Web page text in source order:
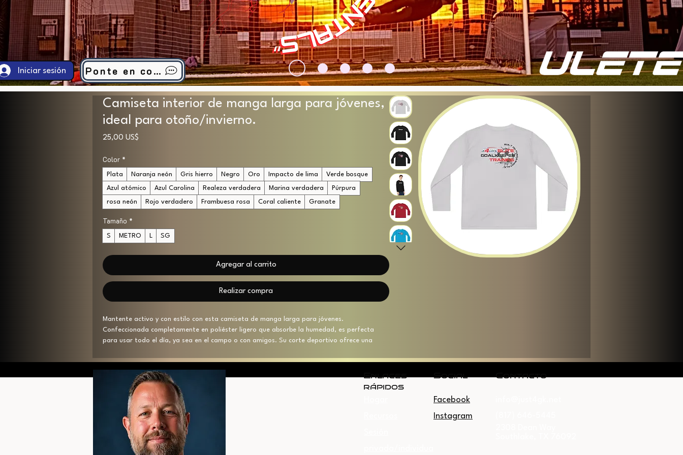
Iniciar sesión Ponte en contacto
Camiseta interior de manga larga para jóvenes,
ideal para otoño/invierno.
25,00 US$
Color *
Plata Naranja neón Gris hierro Negro Oro Impacto de lima Verde bosque
Azul atómico Azul Carolina Realeza verdadera Marina verdadera Púrpura
rosa neón Rojo verdadero Frambuesa rosa Coral caliente Granate
Tamaño *
S METRO L SG
Agregar al carrito
Realizar compra
Mantente activo y con estilo con esta camiseta de manga larga para jóvenes.
Confeccionada completamente en poliéster ligero que absorbe la humedad, es perfecta
para usar todo el día, ya sea en el campo o con amigos. Su corte deportivo ofrece una
comodidad y rendimiento en su ropa. Esta camiseta es perfecta para eventos deportivos,
salidas informales o aventuras al aire libre. Gracias a su secado rápido, te mantiene seco y
fresco, ideal para los cálidos días de verano o actividades físicas intensas. Perfecta para
cumpleaños, deportes de equipo o para la vuelta al cole, esta camiseta se convertirá en una
Enlaces
rápidos
Social Contacto
Facebook
Instagram